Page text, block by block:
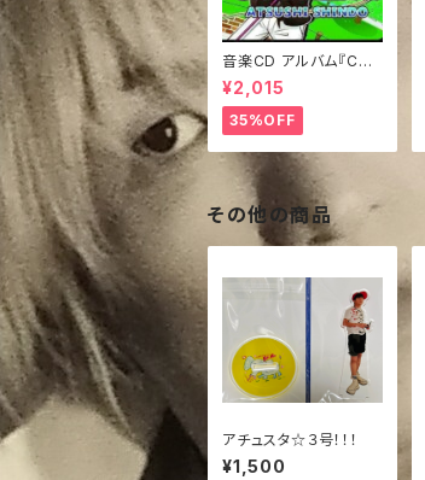
音楽CD アルバム『CHA
MELEON』
¥2,015
35%OFF
その他の商品
アチュスタ☆３号！！！
¥1,500